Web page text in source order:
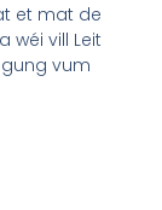
et mat de
wéi vill Leit
vum